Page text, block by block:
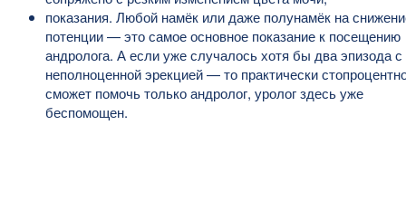
показания. Любой намёк или даже полунамёк на
потенции — это самое основное показание к посещению
андролога. А если уже случалось хотя бы два эпизода с
неполноценной эрекцией — то практически
сможет помочь только андролог, уролог здесь уже
беспомощен.